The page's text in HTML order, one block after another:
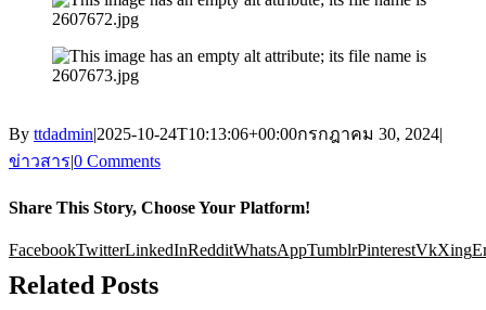
By ttdadmin|2025-10-24T10:13:06+00:00กรกฎาคม 30, 2024|
ข่าวสาร|0 Comments
Share This Story, Choose Your Platform!
FacebookTwitterLinkedInRedditWhatsAppTumblrPinterestVkXing
Related Posts